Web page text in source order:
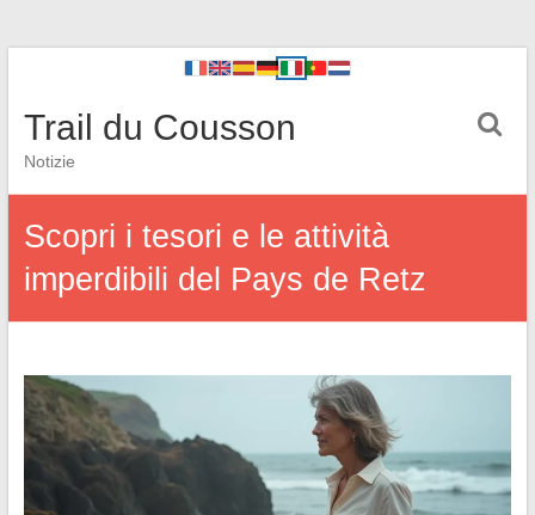
Trail du Cousson
Notizie
Scopri i tesori e le attività
imperdibili del Pays de Retz